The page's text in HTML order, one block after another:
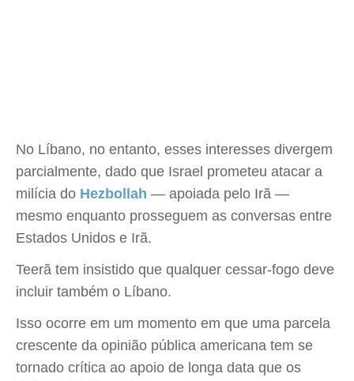
No Líbano, no entanto, esses interesses divergem
parcialmente, dado que Israel prometeu atacar a
milícia do Hezbollah — apoiada pelo Irã —
mesmo enquanto prosseguem as conversas entre
Estados Unidos e Irã.
Teerã tem insistido que qualquer cessar-fogo deve
incluir também o Líbano.
Isso ocorre em um momento em que uma parcela
crescente da opinião pública americana tem se
tornado crítica ao apoio de longa data que os